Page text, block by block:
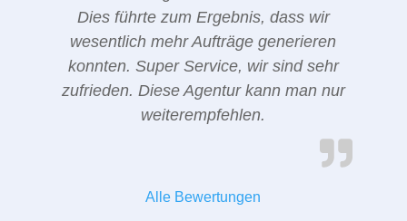
Dies führte zum Ergebnis, dass wir
wesentlich mehr Aufträge generieren
konnten. Super Service, wir sind sehr
zufrieden. Diese Agentur kann man nur
weiterempfehlen.
Alle Bewertungen